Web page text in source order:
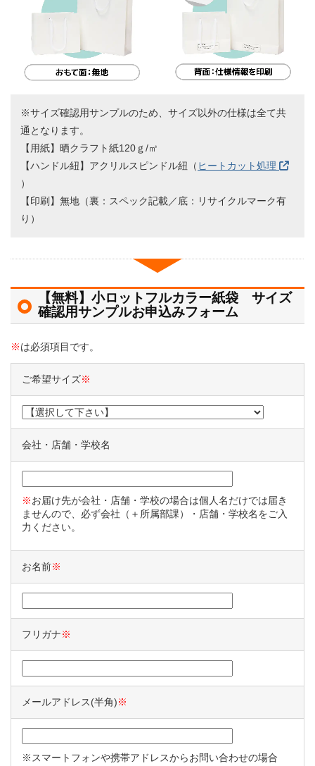
※サイズ確認用サンプルのため、サイズ以外の仕様は全て共
通となります。
【用紙】晒クラフト紙120ｇ/㎡
【ハンドル紐】アクリルスピンドル紐（ ヒートカット処理
）
【印刷】無地（裏：スペック記載／底：リサイクルマーク有
り）
【無料】小ロットフルカラー紙袋 サイズ
確認用サンプルお申込みフォーム
※は必須項目です。
ご希望サイズ※
会社・店舗・学校名
※お届け先が会社・店舗・学校の場合は個人名だけでは届き
ませんので、必ず会社（＋所属部課）・店舗・学校名をご入
力ください。
お名前※
フリガナ※
メールアドレス(半角)※
※スマートフォンや携帯アドレスからお問い合わせの場合